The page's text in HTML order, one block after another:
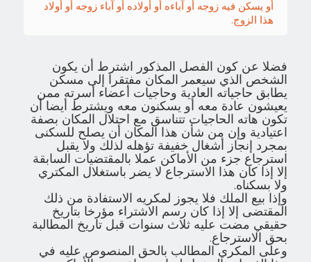
أو يسكن فيه زوجه أو آباءه أو أولاده أو آباء زوجه أو أولاد
هذا الزوج.
فضلا عن كون الفصل المذكور اشترط أن يكون
الشخص الذي سيعمر المكان مفتقرا إلى مسكن
يطابق حاجياته العادية وحاجيات أعضاء أسرته ممن
يعيشون عادة معه أو يسكنون معه ويشترط أيضا أن
تكون هاته الحاجيات تتناسق مع احتلال المكان بصفة
اعتيادية وإن من شأن هذا المكان أن يصلح للسكنى
بمجرد إنجاز أشغال خفيفة تؤهله لذلك ولا يقبل
استرجاع جزء من الأماكن عملا بالمقتضيات السابقة
إلا إذا كان هذا الاسترجاع لا يضر باستغلال المكتري
ولا بسكناه.
وإذا بيع الملك فلا يجوز لمكريه الاستفادة من ذلك
المقتضى إلا إذا كان رسم الاشتراء مؤرخا بتاريخ
حقيقي مضت عليه ثلاث سنوات قبل تاريخ المطالبة
بحق الاسترجاع.
وعلى المكري المطالب بالحق المنصوص عليه في